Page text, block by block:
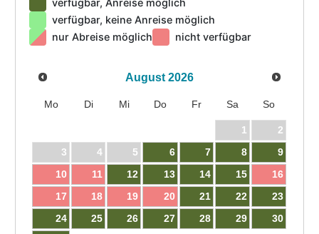
verfügbar, Anreise möglich
verfügbar, keine Anreise möglich
nur Abreise möglich
nicht verfügbar
August 2026
Mo Di Mi Do Fr Sa So
1
2
3
4 5 6 7 8
9
10
11 12 13 14 15
16
17
18 19 20 21 22
23
24
25 26 27 28 29
30